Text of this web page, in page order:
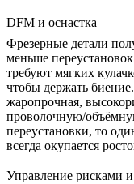
DFM и оснастка
Фрезерные детали
меньше
требуют мягких
чтобы держать
жаропрочная,
проволочную/
переустановки, то
всегда окупается
Управление рисками